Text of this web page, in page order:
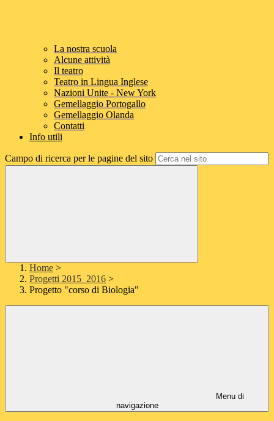
La nostra scuola
Alcune attività
Il teatro
Teatro in Lingua Inglese
Nazioni Unite - New York
Gemellaggio Portogallo
Gemellaggio Olanda
Contatti
Info utili
Campo di ricerca per le pagine del sito
Home >
Progetti 2015_2016 >
Progetto "corso di Biologia"
Menu di
navigazione